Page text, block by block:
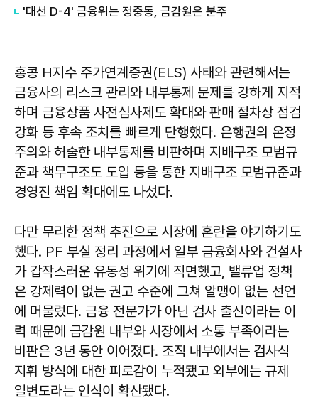
'대선 D-4' 금융위는 정중동, 금감원은 분주
홍콩 H지수 주가연계증권(ELS) 사태와 관련해서는
금융사의 리스크 관리와 내부통제 문제를 강하게 지적
하며 금융상품 사전심사제도 확대와 판매 절차상 점검
강화 등 후속 조치를 빠르게 단행했다. 은행권의 온정
주의와 허술한 내부통제를 비판하며 지배구조 모범규
준과 책무구조도 도입 등을 통한 지배구조 모범규준과
경영진 책임 확대에도 나섰다.
다만 무리한 정책 추진으로 시장에 혼란을 야기하기도
했다. PF 부실 정리 과정에서 일부 금융회사와 건설사
가 갑작스러운 유동성 위기에 직면했고, 밸류업 정책
은 강제력이 없는 권고 수준에 그쳐 알맹이 없는 선언
에 머물렀다. 금융 전문가가 아닌 검사 출신이라는 이
력 때문에 금감원 내부와 시장에서 소통 부족이라는
비판은 3년 동안 이어졌다. 조직 내부에서는 검사식
지휘 방식에 대한 피로감이 누적됐고 외부에는 규제
일변도라는 인식이 확산됐다.